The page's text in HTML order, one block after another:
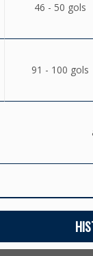
46 - 50 gols
91 - 100 gols